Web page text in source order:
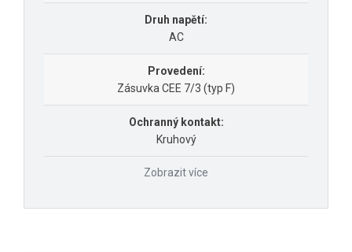
Druh napětí:
AC
Provedení:
Zásuvka CEE 7/3 (typ F)
Ochranný kontakt:
Kruhový
Zobrazit více